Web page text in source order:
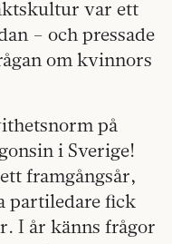
var ett
– och pressade
om kvinnors
på
i Sverige!
framgångsår,
partiledare fick
I år känns frågor